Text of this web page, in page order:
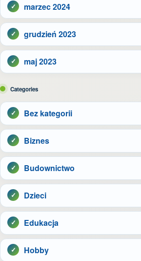
marzec 2024
grudzień 2023
maj 2023
Categories
Bez kategorii
Biznes
Budownictwo
Dzieci
Edukacja
Hobby